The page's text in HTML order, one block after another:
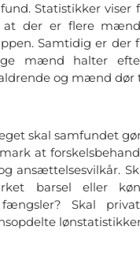
Statistikker
der er flere mænd
Samtidig er
mænd halter
og mænd dør
skal samfundet
at
ansættelsesvilkår.
barsel eller
fængsler? Skal